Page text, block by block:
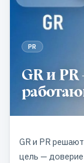
PR
GR и
GR и PR
цель —